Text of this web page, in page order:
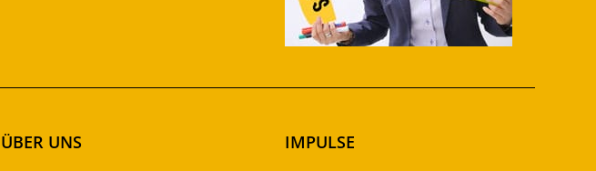
ÜBER UNS
IMPULSE